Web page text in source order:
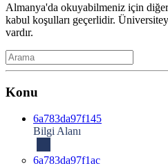
Almanya'da okuyabilmeniz için diğer
kabul koşulları geçerlidir.
vardır.
Konu
6a783da97f145
Bilgi Alanı
6a783da97f1ac